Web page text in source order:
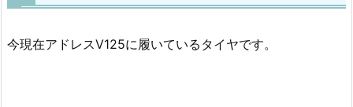
今現在アドレスV125に履いているタイヤです。